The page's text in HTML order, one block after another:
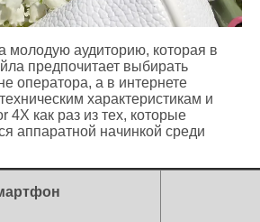
молодую аудиторию, которая в
предпочитает выбирать
оператора, а в интернете
характеристикам и
4X как раз из тех, которые
аппаратной начинкой среди